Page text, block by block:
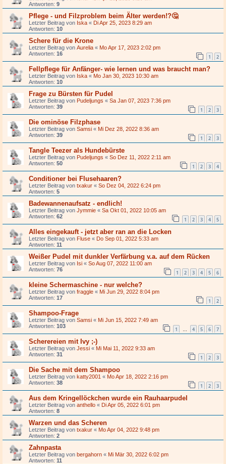
Antworten: 9
Pflege - und Filzproblem beim Älter werden!?🤔
Letzter Beitrag von Iska « Di Apr 25, 2023 8:29 am
Antworten: 10
Schere für die Krone
Letzter Beitrag von Aurelia « Mo Apr 17, 2023 2:02 pm
Antworten: 16 1 2
Fellpflege für Anfänger- wie lernen und was braucht man?
Letzter Beitrag von Iska « Mo Jan 30, 2023 10:30 am
Antworten: 10
Frage zu Bürsten für Pudel
Letzter Beitrag von Pudeljungs « Sa Jan 07, 2023 7:36 pm
Antworten: 39 1 2 3
Die ominöse Filzphase
Letzter Beitrag von Samsi « Mi Dez 28, 2022 8:36 am
Antworten: 39 1 2 3
Tangle Teezer als Hundebürste
Letzter Beitrag von Pudeljungs « So Dez 11, 2022 2:11 am
Antworten: 50 1 2 3 4
Conditioner bei Flusehaaren?
Letzter Beitrag von txakur « So Dez 04, 2022 6:24 pm
Antworten: 5
Badewannenaufsatz - endlich!
Letzter Beitrag von Jymmie « Sa Okt 01, 2022 10:05 am
Antworten: 62 1 2 3 4 5
Alles eingekauft - jetzt aber ran an die Locken
Letzter Beitrag von Fluse « Do Sep 01, 2022 5:33 am
Antworten: 11
Weißer Pudel mit dunkler Verfärbung v.a. auf dem Rücken
Letzter Beitrag von Isi « So Aug 07, 2022 11:00 am
Antworten: 76 1 2 3 4 5 6
kleine Schermaschine - nur welche?
Letzter Beitrag von fraggle « Mi Jun 29, 2022 8:04 pm
Antworten: 17 1 2
Shampoo-Frage
Letzter Beitrag von Samsi « Mi Jun 15, 2022 7:49 am
Antworten: 103 1 … 4 5 6 7
Scherereien mit Ivy ;-)
Letzter Beitrag von Jessi « Mi Mai 11, 2022 9:33 am
Antworten: 31 1 2 3
Die Sache mit dem Shampoo
Letzter Beitrag von katty2001 « Mo Apr 18, 2022 2:16 pm
Antworten: 38 1 2 3
Aus dem Kringellöckchen wurde ein Rauhaarpudel
Letzter Beitrag von anthello « Di Apr 05, 2022 6:01 pm
Antworten: 8
Warzen und das Scheren
Letzter Beitrag von txakur « Mo Apr 04, 2022 9:48 pm
Antworten: 2
Zahnpasta
Letzter Beitrag von bergahorn « Mi Mär 30, 2022 6:02 pm
Antworten: 11